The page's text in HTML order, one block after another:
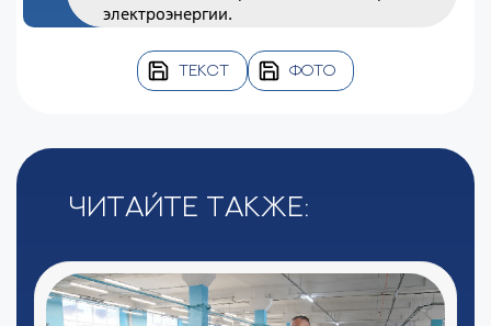
электроэнергии.
ТЕКСТ ФОТО
Читайте также: